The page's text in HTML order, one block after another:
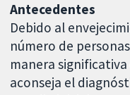
Antecedentes
Debido al
número de
manera significativa
aconseja el